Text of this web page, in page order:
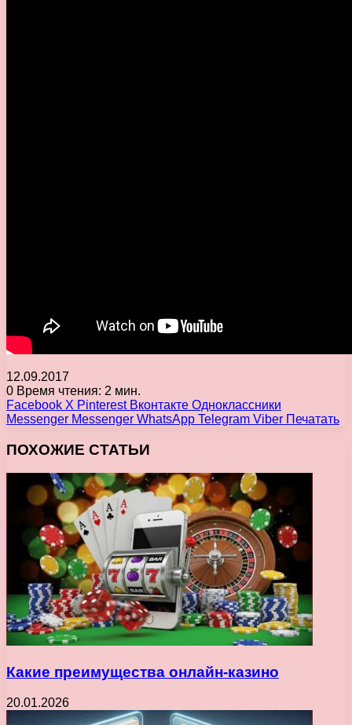
12.09.2017
0 Время чтения: 2 мин.
Facebook X Pinterest Вконтакте Одноклассники
Messenger Messenger WhatsApp Telegram Viber Печатать
ПОХОЖИЕ СТАТЬИ
Какие преимущества онлайн-казино
20.01.2026